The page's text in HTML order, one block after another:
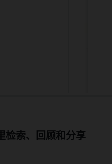
检索、回顾和分享